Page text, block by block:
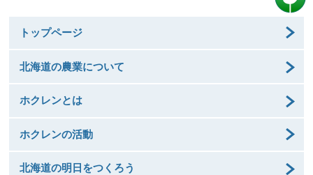
トップページ
北海道の農業について
ホクレンとは
ホクレンの活動
北海道の明日をつくろう